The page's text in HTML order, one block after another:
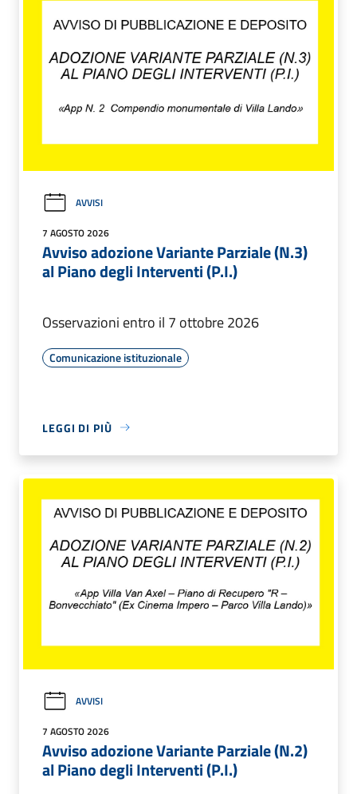
AVVISI
7 AGOSTO 2026
Avviso adozione Variante Parziale (N.3)
al Piano degli Interventi (P.I.)
Osservazioni entro il 7 ottobre 2026
Comunicazione istituzionale
LEGGI DI PIÙ
AVVISI
7 AGOSTO 2026
Avviso adozione Variante Parziale (N.2)
al Piano degli Interventi (P.I.)